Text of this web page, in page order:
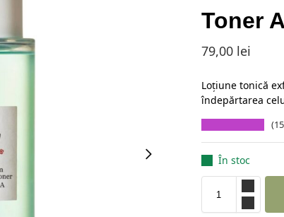
Toner
79,00 lei
Loțiune tonică
îndepărtarea
(15
În stoc